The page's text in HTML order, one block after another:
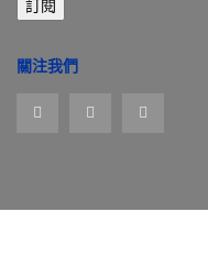
件
址
訂閱
關注我們